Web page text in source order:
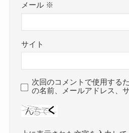
メール ※
サイト
次回のコメントで使用する
の名前、メールアドレス、